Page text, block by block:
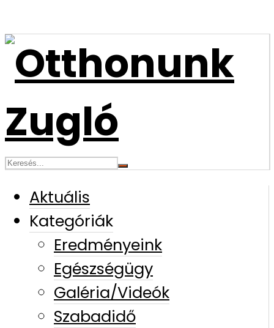
Aktuális
Kategóriák
Eredményeink
Egészségügy
Galéria/Videók
Szabadidő